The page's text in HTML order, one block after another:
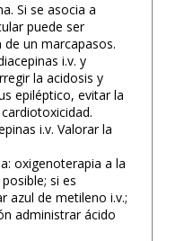
Si se asocia a
puede ser
un marcapasos.
i.v. y
la acidosis y
epiléptico, evitar la
i.v. Valorar la
oxigenoterapia a la
si es
azul de metileno i.v.;
administrar ácido